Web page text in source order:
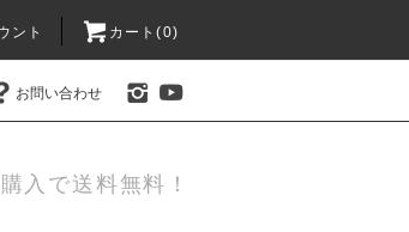
ント カート(0)
お問い合わせ
入で送料無料！